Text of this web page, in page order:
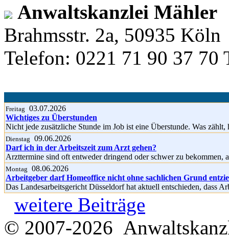
Anwaltskanzlei Mähler
Brahmsstr. 2a, 50935 Köln
Telefon: 0221 71 90 37 70
Freitag 03.07.2026
Wichtiges zu Überstunden
Nicht jede zusätzliche Stunde im Job ist eine Überstunde. Was
Dienstag 09.06.2026
Darf ich in der Arbeitszeit zum Arzt gehen?
Arzttermine sind oft entweder dringend oder schwer zu bekommen,
Montag 08.06.2026
Arbeitgeber darf Homeoffice nicht ohne sachlichen Grund
Das Landesarbeitsgericht Düsseldorf hat aktuell entschieden, dass
weitere Beiträge
© 2007-2026